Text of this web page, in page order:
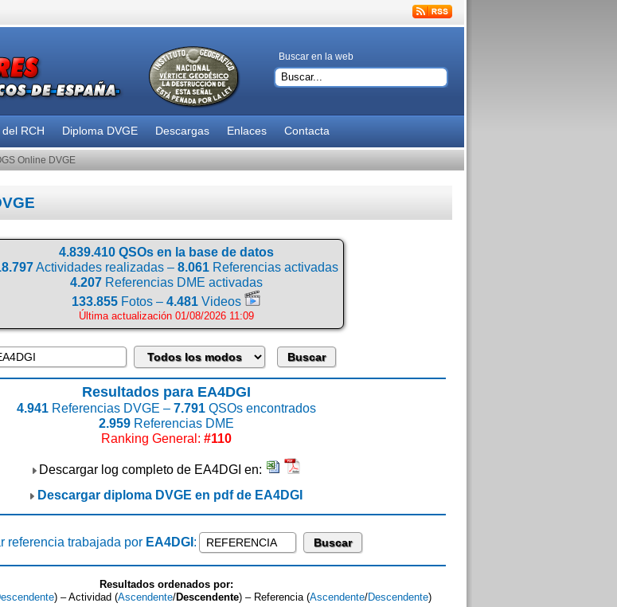
Buscar en la web
RCH Diploma DVGE Descargas Enlaces Contacta
Online DVGE
4.839.410 QSOs en la base de datos
Actividades realizadas – 8.061Referencias activadas
4.207Referencias DME activadas
133.855 Fotos – 4.481 Videos
Última actualización 01/08/2026 11:09
Resultados para EA4DGI
4.941Referencias DVGE – 7.791QSOs encontrados
2.959Referencias DME
Ranking General: #110
Descargar log completo de EA4DGI en:
Descargar diploma DVGE en pdf de EA4DGI
referencia trabajada por EA4DGI :
Resultados ordenados por:
) – Actividad (Ascendente/Descendente) – Referencia (Ascendente/Descendente)